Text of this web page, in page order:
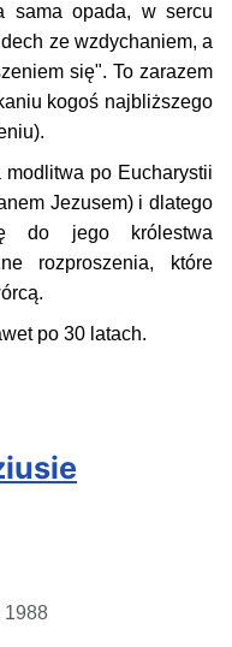
sama opada, w sercu
ze wzdychaniem, a
się". To zarazem
kogoś najbliższego
po Eucharystii
Jezusem) i dlatego
do jego królestwa
rozproszenia, które
po 30 latach.
1988